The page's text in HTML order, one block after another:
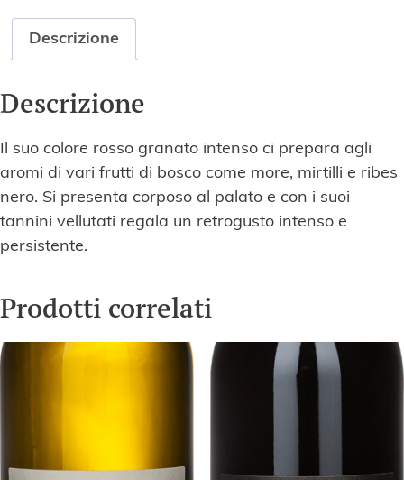
Descrizione
Descrizione
Il suo colore rosso granato intenso ci prepara agli
aromi di vari frutti di bosco come more, mirtilli e ribes
nero. Si presenta corposo al palato e con i suoi
tannini vellutati regala un retrogusto intenso e
persistente.
Prodotti correlati